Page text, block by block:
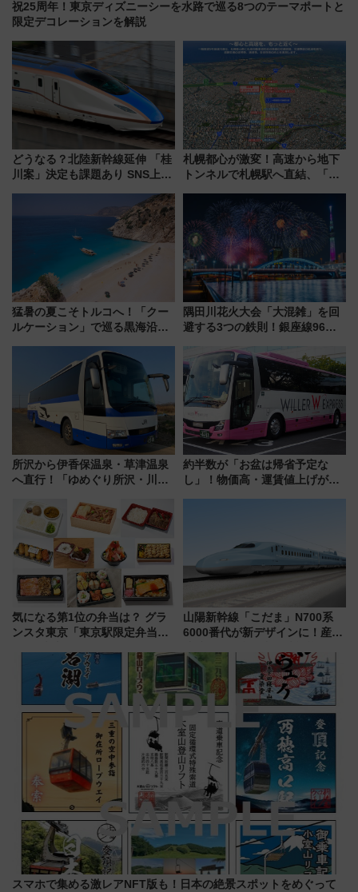
祝25周年！東京ディズニーシーを水路で巡る8つのテーマポートと
限定デコレーションを解説
どうなる？北陸新幹線延伸 「桂
川案」決定も課題あり SNS上の
札幌都心が激変！高速から地下
トンネルで札幌駅へ直結、「創
から本格着工、延長4.8km整備
事業の全貌
猛暑の夏こそトルコへ！「クー
ルケーション」で巡る黒海沿岸
連検索数が前年比237％増、ナ
ショジオも認める『2026年に訪
れるべき世界の旅先』
隅田川花火大会「大混雑」を回
避する3つの鉄則！銀座線96本
ツリー駅の規制まとめ 7/25開催
（2026年）
所沢から伊香保温泉・草津温泉
へ直行！「ゆめぐり所沢・川越
軽に 運行ダイヤ・運賃を解説
約半数が「お盆は帰省予定な
し」！物価高・運賃値上げが財
気になる第1位の弁当は？ グラ
ンスタ東京「東京駅限定弁当
山陽新幹線「こだま」N700系
6000番代が新デザインに！産学
用は今冬から
スマホで集める激レアNFT版も！日本の絶景スポットをめぐって